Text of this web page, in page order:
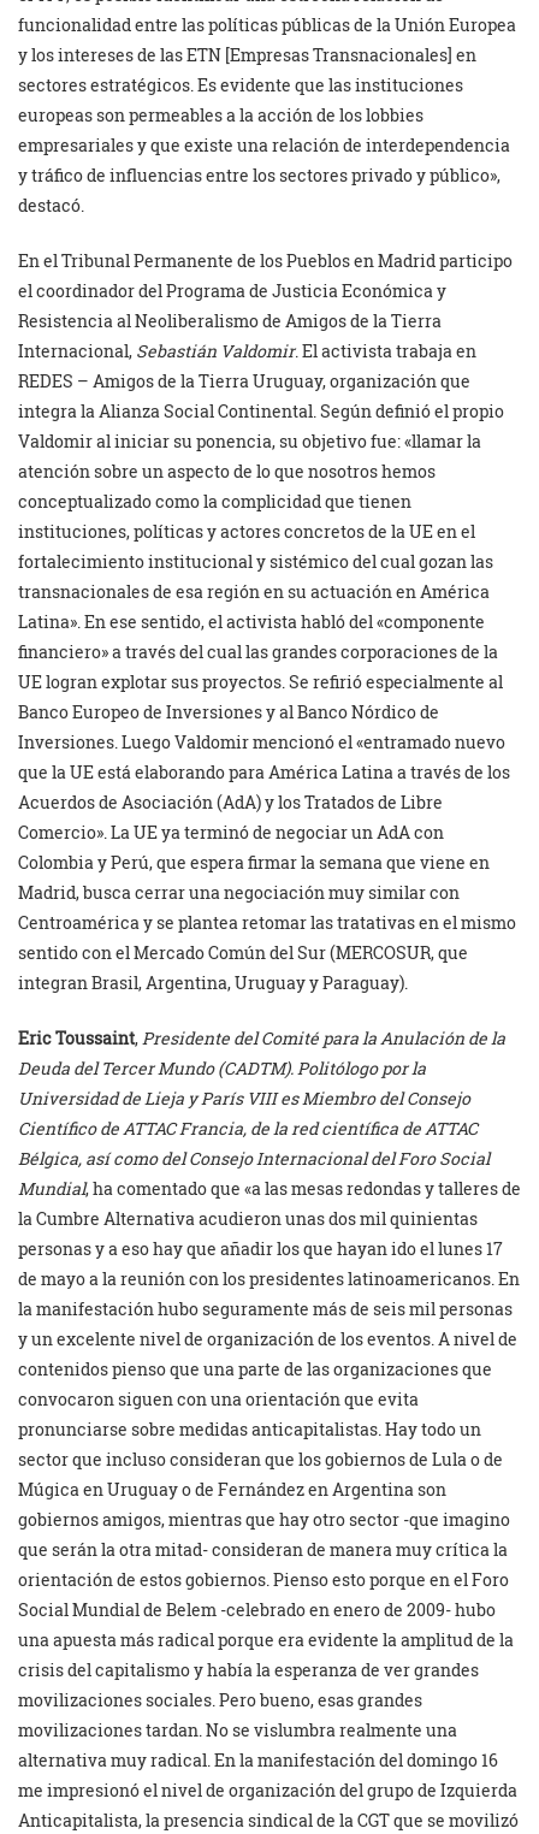
funcionalidad entre las políticas públicas de la Unión Europea
y los intereses de las ETN [Empresas Transnacionales] en
sectores estratégicos. Es evidente que las instituciones
europeas son permeables a la acción de los lobbies
empresariales y que existe una relación de interdependencia
y tráfico de influencias entre los sectores privado y público»,
destacó.
En el Tribunal Permanente de los Pueblos en Madrid participo
el coordinador del Programa de Justicia Económica y
Resistencia al Neoliberalismo de Amigos de la Tierra
Internacional, Sebastián Valdomir. El activista trabaja en
REDES – Amigos de la Tierra Uruguay, organización que
integra la Alianza Social Continental. Según definió el propio
Valdomir al iniciar su ponencia, su objetivo fue: «llamar la
atención sobre un aspecto de lo que nosotros hemos
conceptualizado como la complicidad que tienen
instituciones, políticas y actores concretos de la UE en el
fortalecimiento institucional y sistémico del cual gozan las
transnacionales de esa región en su actuación en América
Latina». En ese sentido, el activista habló del «componente
financiero» a través del cual las grandes corporaciones de la
UE logran explotar sus proyectos. Se refirió especialmente al
Banco Europeo de Inversiones y al Banco Nórdico de
Inversiones. Luego Valdomir mencionó el «entramado nuevo
que la UE está elaborando para América Latina a través de los
Acuerdos de Asociación (AdA) y los Tratados de Libre
Comercio». La UE ya terminó de negociar un AdA con
Colombia y Perú, que espera firmar la semana que viene en
Madrid, busca cerrar una negociación muy similar con
Centroamérica y se plantea retomar las tratativas en el mismo
sentido con el Mercado Común del Sur (MERCOSUR, que
integran Brasil, Argentina, Uruguay y Paraguay).
Eric Toussaint, Presidente del Comité para la Anulación de la
Deuda del Tercer Mundo (CADTM). Politólogo por la
Universidad de Lieja y París VIII es Miembro del Consejo
Científico de ATTAC Francia, de la red científica de ATTAC
Bélgica, así como del Consejo Internacional del Foro Social
Mundial, ha comentado que «a las mesas redondas y talleres de
la Cumbre Alternativa acudieron unas dos mil quinientas
personas y a eso hay que añadir los que hayan ido el lunes 17
de mayo a la reunión con los presidentes latinoamericanos. En
la manifestación hubo seguramente más de seis mil personas
y un excelente nivel de organización de los eventos. A nivel de
contenidos pienso que una parte de las organizaciones que
convocaron siguen con una orientación que evita
pronunciarse sobre medidas anticapitalistas. Hay todo un
sector que incluso consideran que los gobiernos de Lula o de
Múgica en Uruguay o de Fernández en Argentina son
gobiernos amigos, mientras que hay otro sector -que imagino
que serán la otra mitad- consideran de manera muy crítica la
orientación de estos gobiernos. Pienso esto porque en el Foro
Social Mundial de Belem -celebrado en enero de 2009- hubo
una apuesta más radical porque era evidente la amplitud de la
crisis del capitalismo y había la esperanza de ver grandes
movilizaciones sociales. Pero bueno, esas grandes
movilizaciones tardan. No se vislumbra realmente una
alternativa muy radical. En la manifestación del domingo 16
me impresionó el nivel de organización del grupo de Izquierda
Anticapitalista, la presencia sindical de la CGT que se movilizó